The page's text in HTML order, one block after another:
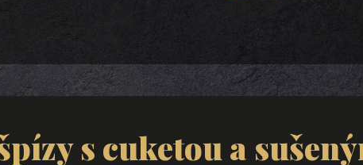
s cuketou a